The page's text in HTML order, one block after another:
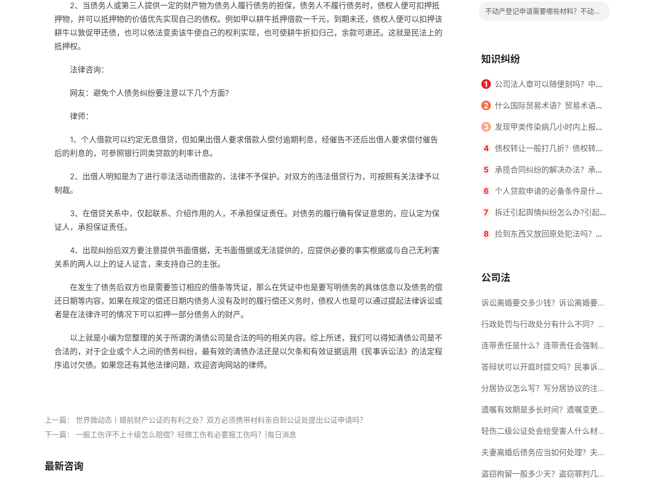
2、当债务人或第三人提供一定的财产物为债务人履行债务的担保，债务人不履行债务时，债权人便可扣押抵
押物，并可以抵押物的价值优先实现自己的债权。例如甲以耕牛抵押借款一千元，到期未还，债权人便可以扣押该
耕牛以敦促甲还债，也可以依法变卖该牛使自己的权利实现，也可使耕牛折扣归己，余款可退还。这就是民法上的
抵押权。
法律咨询：
网友：避免个人债务纠纷要注意以下几个方面?
律师：
1、个人借款可以约定无息借贷，但如果出借人要求借款人偿付逾期利息，经催告不还后出借人要求偿付催告
后的利息的，可参照银行同类贷款的利率计息。
2、出借人明知是为了进行非法活动而借款的，法律不予保护。对双方的违法借贷行为，可按照有关法律予以
制裁。
3、在借贷关系中，仅起联系、介绍作用的人，不承担保证责任。对债务的履行确有保证意思的，应认定为保
证人，承担保证责任。
4、出现纠纷后双方要注意提供书面借据，无书面借据或无法提供的，应提供必要的事实根据或与自己无利害
关系的两人以上的证人证言，来支持自己的主张。
在发生了债务后双方也是需要签订相应的借条等凭证，那么在凭证中也是要写明债务的具体信息以及债务的偿
还日期等内容，如果在规定的偿还日期内债务人没有及时的履行偿还义务时，债权人也是可以通过提起法律诉讼或
者是在法律许可的情况下可以扣押一部分债务人的财产。
以上就是小编为您整理的关于所谓的清债公司是合法的吗的相关内容。综上所述，我们可以得知清债公司是不
合法的，对于企业或个人之间的债务纠纷，最有效的清债办法还是以欠条和有效证据运用《民事诉讼法》的法定程
序追讨欠债。如果您还有其他法律问题，欢迎咨询网站的律师。
上一篇： 世界微动态丨婚前财产公证的有利之处？双方必须携带材料亲自到公证处提出公证申请吗？
下一篇： 一般工伤评不上十级怎么赔偿？轻微工伤有必要报工伤吗？|每日消息
最新咨询
不动产登记申请需要哪些材料？不动产
知识纠纷
1 公司法人章可以随便刻吗？中华
人民共和国公司法第三条的内容是什
么？ 天天热闻
2 什么国际贸易术语？贸易术语在
国际贸易中起着积极的作用主要表现
在哪几个方面？_视点
3 发现甲类传染病几小时内上报？
工作期间得了传染病算不算工伤？
4 债权转让一般打几折？债权转让
合法吗？
5 承揽合同纠纷的解决办法？承揽
合同质保期一般多长时间？|环球看
点
6 个人贷款申请的必备条件是什
么？申请贷款的流程是什么？
7 拆迁引起舆情纠纷怎么办?引起征
地拆迁纠纷的原因有哪些?
8 捡到东西又放回原处犯法吗？捡
公司法
诉讼离婚要交多少钱？诉讼离婚要多
久才能离婚？ 今日热闻
行政处罚与行政处分有什么不同？行
政处罚记入档案吗？
连带责任是什么？连带责任会强制执
行吗？
答辩状可以开庭时提交吗？民事诉讼
答辩期限是多久？-当前短讯
分居协议怎么写？写分居协议的注意
事项有哪些？
遗嘱有效期是多长时间？遗嘱变更受
益人有效吗？|当前热讯
轻伤二级公证处会给受害人什么材
料？轻伤二级赔了钱还要坐牢吗？_
全球速读
夫妻离婚后债务应当如何处理？夫妻
离婚债务分割书面协议怎么写？
盗窃拘留一般多少天？盗窃罪判几